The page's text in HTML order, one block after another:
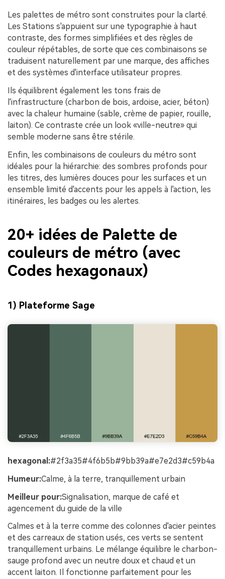
Les palettes de métro sont construites pour la clarté.
Les Stations s'appuient sur une typographie à haut
contraste, des formes simplifiées et des règles de
couleur répétables, de sorte que ces combinaisons se
traduisent naturellement par une marque, des affiches
et des systèmes d'interface utilisateur propres.
Ils équilibrent également les tons frais de
l'infrastructure (charbon de bois, ardoise, acier, béton)
avec la chaleur humaine (sable, crème de papier, rouille,
laiton). Ce contraste crée un look «ville-neutre» qui
semble moderne sans être stérile.
Enfin, les combinaisons de couleurs du métro sont
idéales pour la hiérarchie: des sombres profonds pour
les titres, des lumières douces pour les surfaces et un
ensemble limité d'accents pour les appels à l'action, les
itinéraires, les badges ou les alertes.
20+ idées de Palette de
couleurs de métro (avec
Codes hexagonaux)
1) Plateforme Sage
hexagonal:#2f3a35#4f6b5b#9bb39a#e7e2d3#c59b4a
Humeur:Calme, à la terre, tranquillement urbain
Meilleur pour:Signalisation, marque de café et
agencement du guide de la ville
Calmes et à la terre comme des colonnes d'acier peintes
et des carreaux de station usés, ces verts se sentent
tranquillement urbains. Le mélange équilibre le charbon-
sauge profond avec un neutre doux et chaud et un
accent laiton. Il fonctionne parfaitement pour les